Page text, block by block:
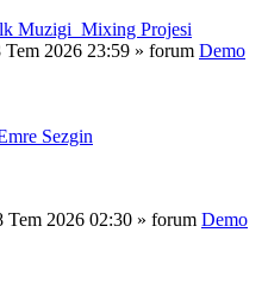
Muzigi_Mixing Projesi
Tem 2026 23:59 » forum Demo
Sezgin
Tem 2026 02:30 » forum Demo